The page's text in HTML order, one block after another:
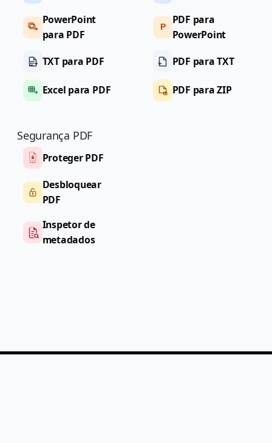
PowerPoint
para PDF
TXT para PDF
Excel para PDF
P
PDF para
PowerPoint
PDF para TXT
PDF para ZIP
Segurança PDF
Proteger PDF
Desbloquear
PDF
Inspetor de
metadados